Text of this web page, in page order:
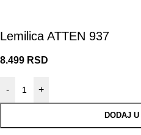
Lemilica ATTEN 937
8.499 RSD
- +
DODAJ